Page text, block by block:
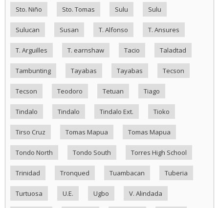
Sto. Niño Sto. Tomas Sulu Sulu
Sulucan Susan T. Alfonso T. Ansures
T. Arguilles T. earnshaw Tacio Taladtad
Tambunting Tayabas Tayabas Tecson
Tecson Teodoro Tetuan Tiago
Tindalo Tindalo Tindalo Ext. Tioko
Tirso Cruz Tomas Mapua Tomas Mapua
Tondo North Tondo South Torres High School
Trinidad Tronqued Tuambacan Tuberia
Turtuosa U.E. Ugbo V. Alindada